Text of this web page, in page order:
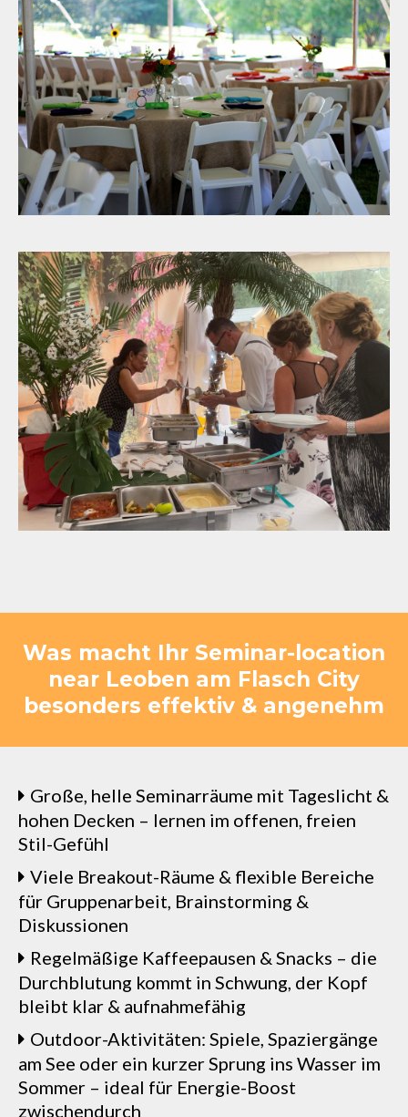
Was macht Ihr Seminar-location
near Leoben am Flasch City
besonders effektiv & angenehm
Große, helle Seminarräume mit Tageslicht &
hohen Decken – lernen im offenen, freien
Stil-Gefühl
Viele Breakout-Räume & flexible Bereiche
für Gruppenarbeit, Brainstorming &
Diskussionen
Regelmäßige Kaffeepausen & Snacks – die
Durchblutung kommt in Schwung, der Kopf
bleibt klar & aufnahmefähig
Outdoor-Aktivitäten: Spiele, Spaziergänge
am See oder ein kurzer Sprung ins Wasser im
Sommer – ideal für Energie-Boost
zwischendurch